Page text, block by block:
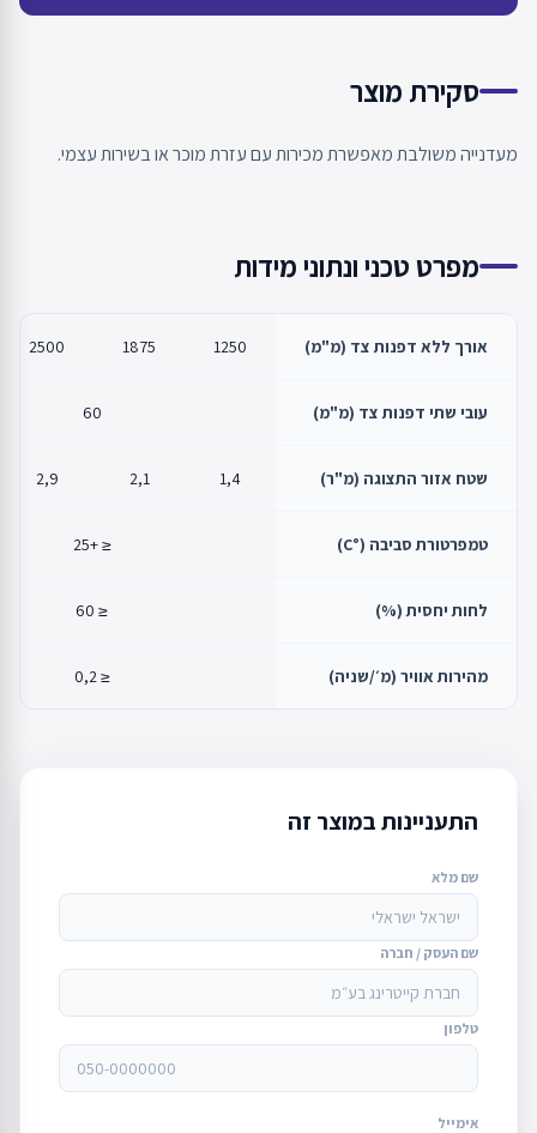
סקירת מוצר
מעדנייה משולבת מאפשרת מכירות עם עזרת מוכר או בשירות עצמי.
מפרט טכני ונתוני מידות
אורך ללא דפנות צד (מ"מ) 1250
1875
2500
עובי שתי דפנות צד (מ"מ) 60
שטח אזור התצוגה (מ"ר) 1,4
2,1
2,9
טמפרטורת סביבה (°C) ≤ +25
לחות יחסית (%) ≤ 60
מהירות אוויר (מ׳/שניה) ≤ 0,2
התעניינות במוצר זה
שם מלא
שם העסק / חברה
טלפון
אימייל